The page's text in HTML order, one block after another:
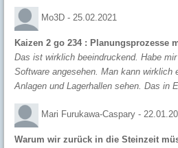
Mo3D - 25.02.2021
Kaizen 2 go 234 : Planungsprozesse
Das ist wirklich beeindruckend. Habe
Software angesehen. Man kann wirklich
Anlagen und Lagerhallen sehen. Das in
Mari Furukawa-Caspary -
Warum wir zurück in die Steinzeit